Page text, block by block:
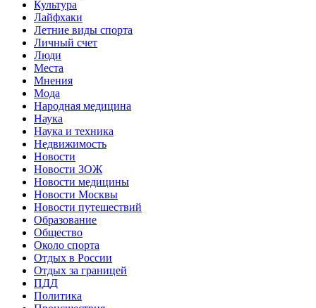
Культура
Лайфхаки
Летние виды спорта
Личный счет
Люди
Места
Мнения
Мода
Народная медицина
Наука
Наука и техника
Недвижимость
Новости
Новости ЗОЖ
Новости медицины
Новости Москвы
Новости путешествий
Образование
Общество
Около спорта
Отдых в России
Отдых за границей
ПДД
Политика